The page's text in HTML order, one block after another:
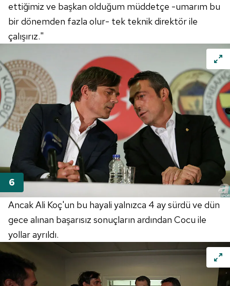
ettiğimiz ve başkan olduğum müddetçe -umarım bu
bir dönemden fazla olur- tek teknik direktör ile
çalışırız."
Ancak Ali Koç'un bu hayali yalnızca 4 ay sürdü ve dün
gece alınan başarısız sonuçların ardından Cocu ile
yollar ayrıldı.